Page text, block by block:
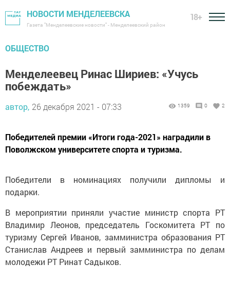
НОВОСТИ МЕНДЕЛЕЕВСКА
Газета "Менделеевские новости" - Менделеевский район
18+
ОБЩЕСТВО
Менделеевец Ринас Шириев: «Учусь
побеждать»
автор, 26 декабря 2021 - 07:33 1359 0 2
Победителей премии «Итоги года-2021» наградили в
Поволжском университете спорта и туризма.
Победители в номинациях получили дипломы и
подарки.
В мероприятии приняли участие министр спорта РТ
Владимир Леонов, председатель Госкомитета РТ по
туризму Сергей Иванов, замминистра образования РТ
Станислав Андреев и первый замминистра по делам
молодежи РТ Ринат Садыков.